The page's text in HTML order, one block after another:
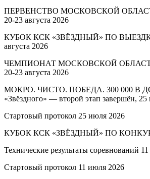
ПЕРВЕНСТВО МОСКОВСКОЙ
20-23 августа 2026
КУБОК КСК «ЗВЁЗДНЫЙ» ПО
августа 2026
ЧЕМПИОНАТ МОСКОВСКОЙ
20-23 августа 2026
МОКРО. ЧИСТО. ПОБЕДА. 300 000 В
«Звёздного» — второй этап завершён,
Стартовый протокол 25 июля 2026
КУБОК КСК «ЗВЁЗДНЫЙ» ПО
Технические результаты соревнований
Стартовый протокол 11 июля 2026